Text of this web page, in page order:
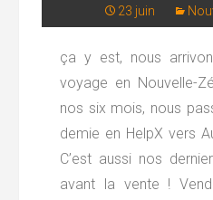
23 juin
ça y est, nous
voyage en Nouvelle-
nos six mois, nous
demie en HelpX vers
C’est aussi nos
avant la vente !